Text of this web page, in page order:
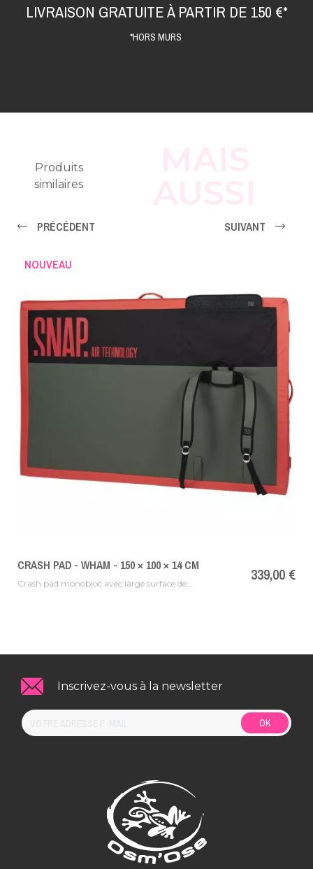
LIVRAISON GRATUITE À PARTIR DE 150 €*
*HORS MURS
Produits
similaires
PRÉCÉDENT SUIVANT
CRASH PAD - WHAM - 150 × 100 × 14 CM
Crash pad monobloc avec large surface de...
Prix
339,00 €
NOUVEAU
Inscrivez-vous à la newsletter
OK